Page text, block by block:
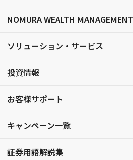
NOMURA WEALTH MANAGEMENT
ソリューション・サービス
投資情報
お客様サポート
キャンペーン一覧
証券用語解説集